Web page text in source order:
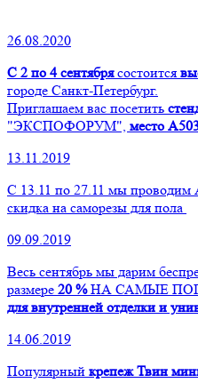
26.08.2020
С 2 по 4 сентябрясостоится
городе Санкт-Петербург.
Приглашаем вас посетить
"ЭКСПОФОРУМ", место
13.11.2019
С 13.11 по 27.11 мы
скидка на саморезы для пола
09.09.2019
Весь сентябрь мы дарим
размере 20 %НА САМЫЕ
для внутренней отделки и
14.06.2019
Популярный крепеж Твин